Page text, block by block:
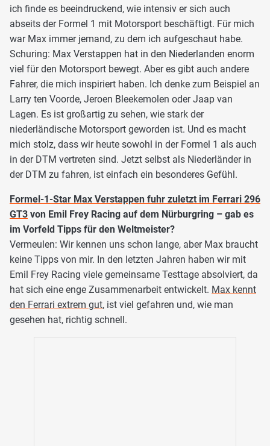
ich finde es beeindruckend, wie intensiv er sich auch
abseits der Formel 1 mit Motorsport beschäftigt. Für mich
war Max immer jemand, zu dem ich aufgeschaut habe.
Schuring: Max Verstappen hat in den Niederlanden enorm
viel für den Motorsport bewegt. Aber es gibt auch andere
Fahrer, die mich inspiriert haben. Ich denke zum Beispiel an
Larry ten Voorde, Jeroen Bleekemolen oder Jaap van
Lagen. Es ist großartig zu sehen, wie stark der
niederländische Motorsport geworden ist. Und es macht
mich stolz, dass wir heute sowohl in der Formel 1 als auch
in der DTM vertreten sind. Jetzt selbst als Niederländer in
der DTM zu fahren, ist einfach ein besonderes Gefühl.
Formel-1-Star Max Verstappen fuhr zuletzt im Ferrari 296
GT3 von Emil Frey Racing auf dem Nürburgring – gab es
im Vorfeld Tipps für den Weltmeister?
Vermeulen: Wir kennen uns schon lange, aber Max braucht
keine Tipps von mir. In den letzten Jahren haben wir mit
Emil Frey Racing viele gemeinsame Testtage absolviert, da
hat sich eine enge Zusammenarbeit entwickelt. Max kennt
den Ferrari extrem gut, ist viel gefahren und, wie man
gesehen hat, richtig schnell.